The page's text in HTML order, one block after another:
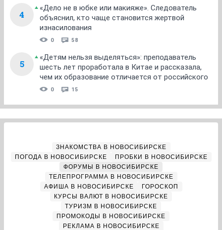
4
«Дело не в юбке или макияже». Следователь
объяснил, кто чаще становится жертвой
изнасилования
0 58
5
«Детям нельзя выделяться»: преподаватель
шесть лет проработала в Китае и рассказала,
чем их образование отличается от российского
0 15
ЗНАКОМСТВА В НОВОСИБИРСКЕ
ПОГОДА В НОВОСИБИРСКЕ
ПРОБКИ В НОВОСИБИРСКЕ
ФОРУМЫ В НОВОСИБИРСКЕ
ТЕЛЕПРОГРАММА В НОВОСИБИРСКЕ
АФИША В НОВОСИБИРСКЕ
ГОРОСКОП
КУРСЫ ВАЛЮТ В НОВОСИБИРСКЕ
ТУРИЗМ В НОВОСИБИРСКЕ
ПРОМОКОДЫ В НОВОСИБИРСКЕ
РЕКЛАМА В НОВОСИБИРСКЕ